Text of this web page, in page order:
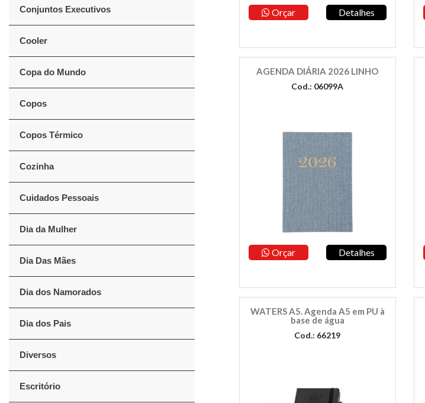
Conjuntos Executivos
Cooler
Copa do Mundo
Copos
Copos Térmico
Cozinha
Cuidados Pessoais
Dia da Mulher
Dia Das Mães
Dia dos Namorados
Dia dos Pais
Diversos
Escritório
Orçar Detalhes
AGENDA DIÁRIA 2026 LINHO
Cod.: 06099A
Orçar Detalhes
WATERS A5. Agenda A5 em PU à
base de água
Cod.: 66219